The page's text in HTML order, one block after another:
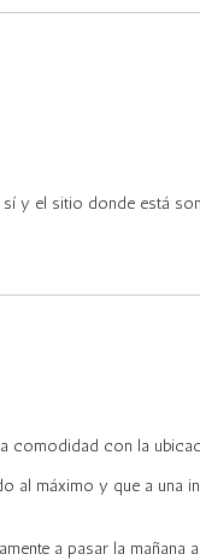
y el sitio donde está
comodidad con la
al máximo y que a una
a pasar la mañana